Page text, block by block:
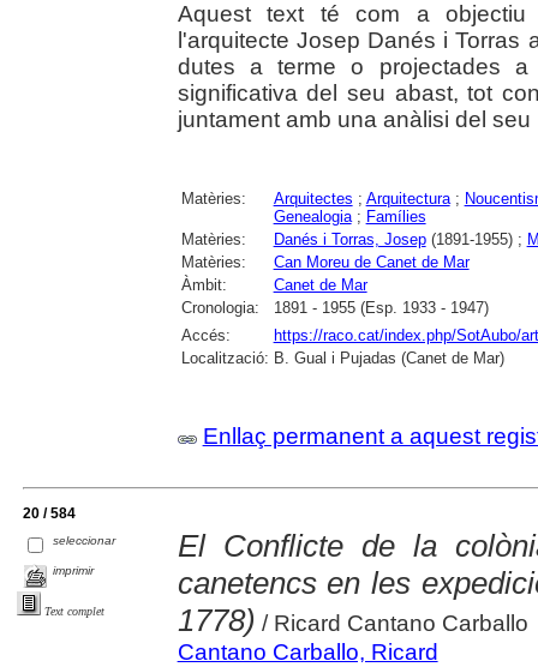
Aquest text té com a
l'arquitecte Josep Danés i
dutes a terme o projectades
significativa del seu abast, tot
juntament amb una anàlisi del seu
Matèries: Arquitectes ; Arquitectura;
Genealogia; Famílies
Matèries:
Danés i Torras, Josep(1891-1955) ;
Matèries:
Can Moreu de Canet de Mar
Àmbit:
Canet de Mar
Cronologia:
1891 - 1955 (Esp. 1933 - 1947)
Accés:
https://raco.cat/index.php/SotAubo/
Localització: B. Gual i Pujadas (Canet de Mar)
Enllaç permanent a aquest
20 / 584
seleccionar
imprimir
Text complet
El Conflicte de la
canetencs en les
1778) / Ricard Cantano Carballo
Cantano Carballo, Ricard